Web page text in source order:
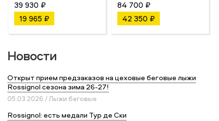
39 930 ₽
19 965 ₽
84 700 ₽
42 350 ₽
Новости
Открыт прием предзаказов на цеховые беговые лыжи
Rossignol сезона зима 26-27!
05.03.2026 / Лыжи беговые
Rossignol: есть медали Тур де Ски